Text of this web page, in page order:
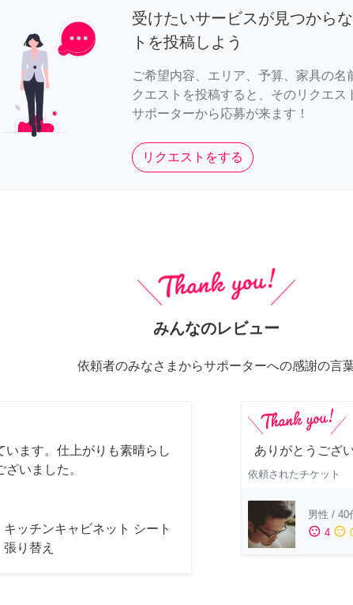
受けたいサービスが見つから
トを投稿しよう
ご希望内容、エリア、予算、家具の名
クエストを投稿すると、そのリクエス
サポーターから応募が来ます！
リクエストをする
みんなのレビュー
依頼者のみなさまからサポーターへの感謝の言
います。仕上がりも素晴らし
いました。
キッチンキャビネット シート
張り替え
ありがとうござ
依頼されたチケット
男性 / 40
sentiment_satisfied 4 sentiment_neutral